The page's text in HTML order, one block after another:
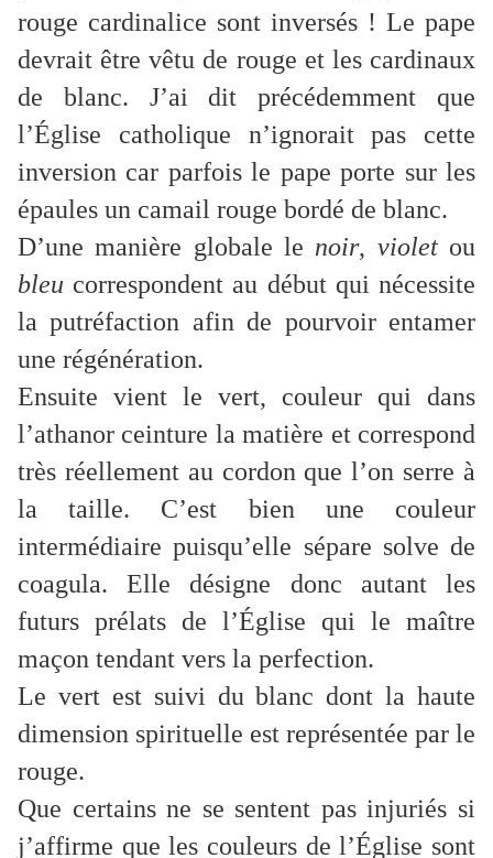
rouge cardinalice sont inversés ! Le pape
devrait être vêtu de rouge et les cardinaux
de blanc. J’ai dit précédemment que
l’Église catholique n’ignorait pas cette
inversion car parfois le pape porte sur les
épaules un camail rouge bordé de blanc.
D’une manière globale le noir, violetou
bleu correspondent au début qui nécessite
la putréfaction afin de pourvoir entamer
une régénération.
Ensuite vient le vert, couleur qui dans
l’athanor ceinture la matière et correspond
très réellement au cordon que l’on serre à
la taille. C’est bien une couleur
intermédiaire puisqu’elle sépare solve de
coagula. Elle désigne donc autant les
futurs prélats de l’Église qui le maître
maçon tendant vers la perfection.
Le vert est suivi du blanc dont la haute
dimension spirituelle est représentée par le
rouge.
Que certains ne se sentent pas injuriés si
j’affirme que les couleurs de l’Église sont